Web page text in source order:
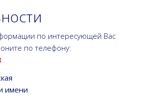
по интересующей Вас
по телефону:
имени